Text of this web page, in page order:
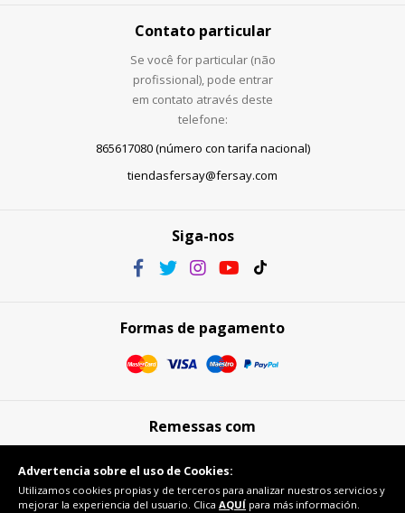
Contato particular
Se você for particular (não
profissional), pode entrar
em contato através deste
telefone:
865617080 (número con tarifa nacional)
tiendasfersay@fersay.com
Siga-nos
Formas de pagamento
Remessas com
Advertencia sobre el uso de Cookies:
Utilizamos cookies propias y de terceros para analizar nuestros servicios y
mejorar la experiencia del usuario. Clica AQUÍ para más información.